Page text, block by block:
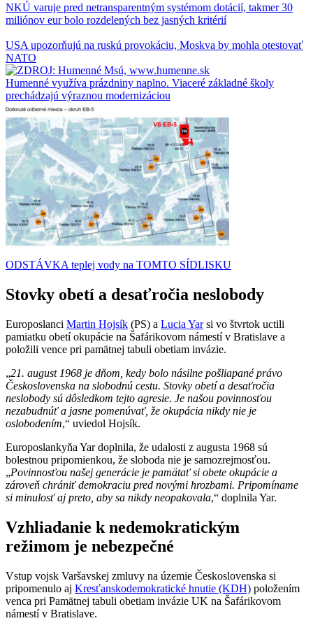
NKÚ varuje pred netransparentným systémom dotácií, takmer 30
miliónov eur bolo rozdelených bez jasných kritérií
USA upozorňujú na ruskú provokáciu, Moskva by mohla otestovať
NATO
Humenné využíva prázdniny naplno. Viaceré základné školy
prechádzajú výraznou modernizáciou
ODSTÁVKA teplej vody na TOMTO SÍDLISKU
Stovky obetí a desaťročia neslobody
Europoslanci Martin Hojsík (PS) a Lucia Yarsi vo štvrtok uctili
pamiatku obetí okupácie na Šafárikovom námestí v Bratislave a
položili vence pri pamätnej tabuli obetiam invázie.
„21. august 1968 je dňom, kedy bolo násilne pošliapané právo
Československa na slobodnú cestu. Stovky obetí a desaťročia
neslobody sú dôsledkom tejto agresie. Je našou povinnosťou
nezabudnúť a jasne pomenúvať, že okupácia nikdy nie je
oslobodením,“ uviedol Hojsík.
Europoslankyňa Yar doplnila, že udalosti z augusta 1968 sú
bolestnou pripomienkou, že sloboda nie je samozrejmosťou.
„Povinnosťou našej generácie je pamätať si obete okupácie a
zároveň chrániť demokraciu pred novými hrozbami. Pripomíname
si minulosť aj preto, aby sa nikdy neopakovala,“ doplnila Yar.
Vzhliadanie k nedemokratickým
režimom je nebezpečné
Vstup vojsk Varšavskej zmluvy na územie Československa si
pripomenulo aj Kresťanskodemokratické hnutie (KDH) položením
venca pri Pamätnej tabuli obetiam invázie UK na Šafárikovom
námestí v Bratislave.